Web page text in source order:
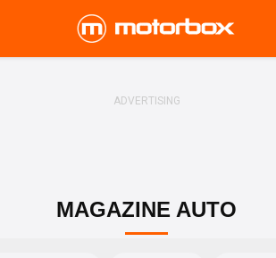
MAGAZINE AUTO